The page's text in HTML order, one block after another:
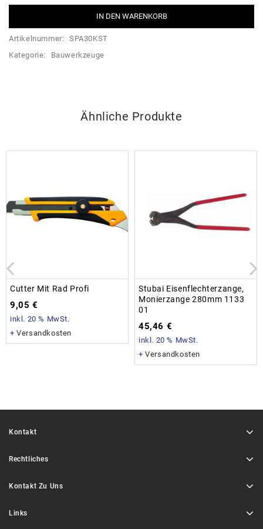
IN DEN WARENKORB
Artikelnummer: SPA30KST
Kategorie:
Bauwerkzeuge
Ähnliche Produkte
Cutter Mit Rad Profi
9,05 €
inkl. 20 % MwSt.
+Versandkosten
Stubai Eisenflechterzange,
Monierzange 280mm 1133
01
45,46 €
inkl. 20 % MwSt.
+Versandkosten
Kontakt
Rechtliches
Kontakt Zu Uns
Links